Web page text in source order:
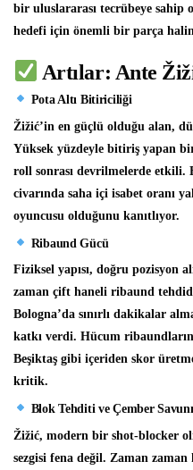
bir uluslararası tecrübeye sahip
hedefi için önemli bir parça
Artılar: Ante
Pota Altı Bitiriciliği
Žižić’in en güçlü olduğu alan,
Yüksek yüzdeyle bitiriş yapan
roll sonrası devrilmelerde etkili.
civarında saha içi isabet oranı
oyuncusu olduğunu kanıtlıyor.
Ribaund Gücü
Fiziksel yapısı, doğru pozisyon
zaman çift haneli ribaund
Bologna’da sınırlı dakikalar
katkı verdi. Hücum
Beşiktaş gibi içeriden skor
kritik.
Blok Tehditi ve Çember
Žižić, modern bir shot-blocker
sezgisi fena değil. Zaman